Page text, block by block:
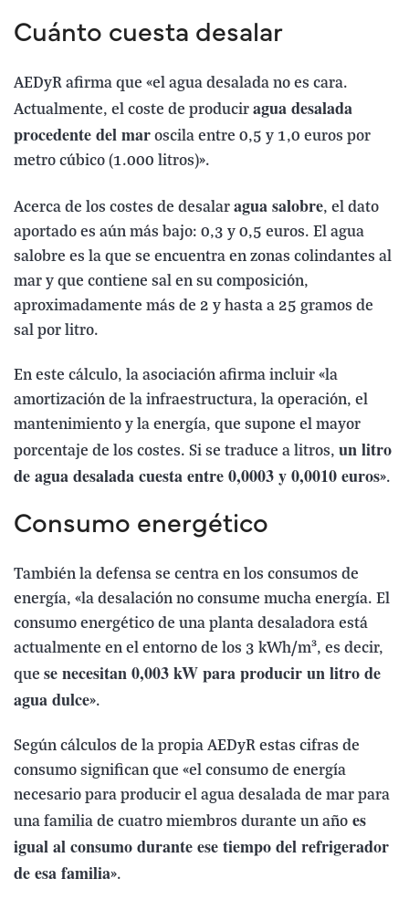
Cuánto cuesta desalar
AEDyR afirma que «el agua desalada no es cara.
Actualmente, el coste de producir agua desalada
procedente del mar oscila entre 0,5 y 1,0 euros por
metro cúbico (1.000 litros)».
Acerca de los costes de desalar agua salobre, el dato
aportado es aún más bajo: 0,3 y 0,5 euros. El agua
salobre es la que se encuentra en zonas colindantes al
mar y que contiene sal en su composición,
aproximadamente más de 2 y hasta a 25 gramos de
sal por litro.
En este cálculo, la asociación afirma incluir «la
amortización de la infraestructura, la operación, el
mantenimiento y la energía, que supone el mayor
porcentaje de los costes. Si se traduce a litros, un litro
de agua desalada cuesta entre 0,0003 y 0,0010 euros».
Consumo energético
También la defensa se centra en los consumos de
energía, «la desalación no consume mucha energía. El
consumo energético de una planta desaladora está
actualmente en el entorno de los 3 kWh/m³, es decir,
que se necesitan 0,003 kW para producir un litro de
agua dulce».
Según cálculos de la propia AEDyR estas cifras de
consumo significan que «el consumo de energía
necesario para producir el agua desalada de mar para
una familia de cuatro miembros durante un año es
igual al consumo durante ese tiempo del refrigerador
de esa familia».